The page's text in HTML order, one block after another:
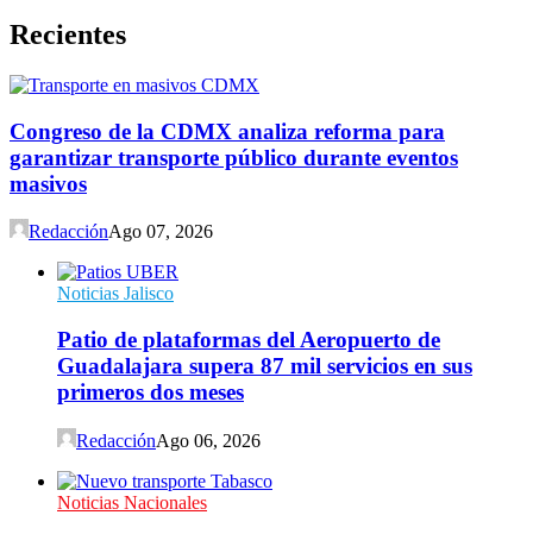
Recientes
Congreso de la CDMX analiza reforma para
garantizar transporte público durante eventos
masivos
RedacciónAgo 07, 2026
Noticias Jalisco
Patio de plataformas del Aeropuerto de
Guadalajara supera 87 mil servicios en sus
primeros dos meses
RedacciónAgo 06, 2026
Noticias Nacionales